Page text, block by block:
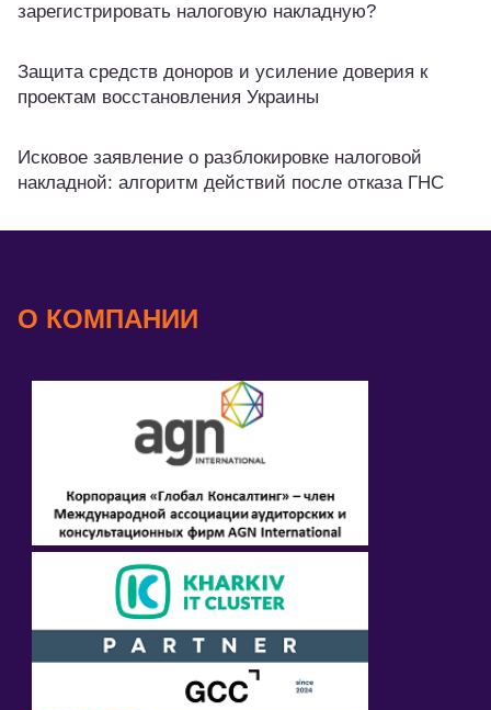
зарегистрировать налоговую накладную?
Защита средств доноров и усиление доверия к
проектам восстановления Украины
Исковое заявление о разблокировке налоговой
накладной: алгоритм действий после отказа ГНС
О КОМПАНИИ